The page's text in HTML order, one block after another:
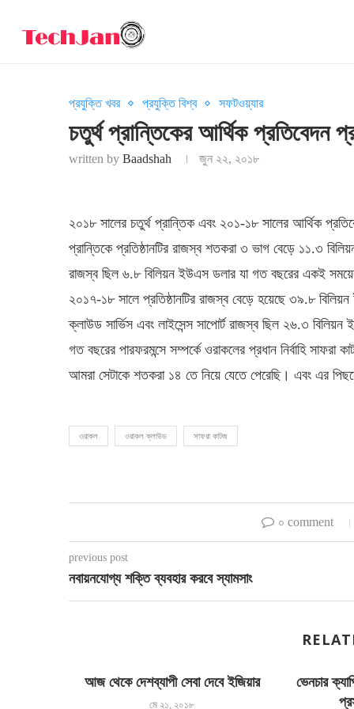
প্রযুক্তি খবর প্রযুক্তি বিশ্ব সফটওয়্যার
চতুর্থ প্রান্তিকের আর্থিক প্রতিবেদন
written by Baadshah জুন ২২, ২০১৮
২০১৮ সালের চতুর্থ প্রান্তিক এবং ২০১-১৮ সালের আর্থিক
প্রান্তিকে প্রতিষ্ঠানটির রাজস্ব শতকরা ৩ ভাগ বেড়ে ১১.৩
রাজস্ব ছিল ৬.৮ বিলিয়ন ইউএস ডলার যা গত বছরের একই
২০১৭-১৮ সালে প্রতিষ্ঠানটির রাজস্ব বেড়ে হয়েছে ৩৯.৮
ক্লাউড সার্ভিস এবং লাইসেন্স সাপোর্ট রাজস্ব ছিল ২৬.৩
গত বছরের পারফরমন্সে সম্পর্কে ওরাকলের প্রধান নির্বাহি
আমরা সেটাকে শতকরা ১৪ তে নিয়ে যেতে পেরেছি। এবং এর
ওরাকল ওরাকল ক্লাউড সাফরা কাটজ
০ comment
previous post
নবায়নযোগ্য শক্তি ব্যবহার করবে স্যামসাং
আজ থেকে দেশব্যাপী সেবা দেবে ইজিয়ার
মে ২১, ২০১৮
ভেনচার